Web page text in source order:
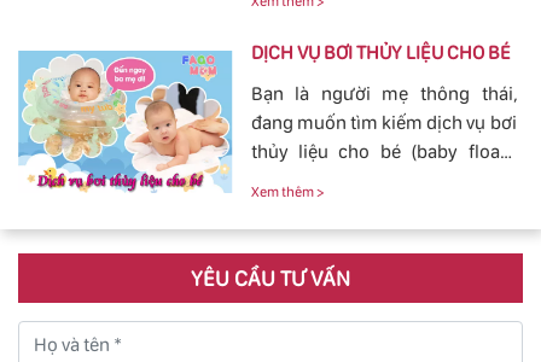
yên tâm cho mẹ và bé.
DỊCH VỤ BƠI THỦY LIỆU CHO BÉ
Bạn là người mẹ thông thái,
đang muốn tìm kiếm dịch vụ bơi
thủy liệu cho bé (baby fload)
đảm bảo uy tín và chất lượng.
Xem thêm >
YÊU CẦU TƯ VẤN